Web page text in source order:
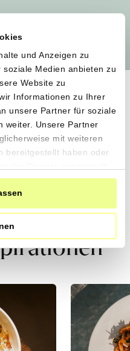
und Anzeigen zu
Medien anbieten zu
Website zu
Informationen zu Ihrer
unsere Partner für soziale
weiter. Unsere Partner
mit weiteren
bereitgestellt haben oder
verarbeitet.
Geschmack.
zu dir.